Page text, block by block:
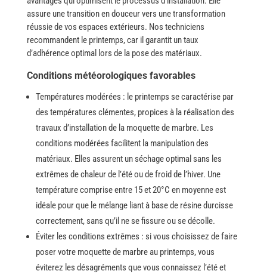
assure une transition en douceur vers une transformation
réussie de vos espaces extérieurs. Nos techniciens
recommandent le printemps, car il garantit un taux
d’adhérence optimal lors de la pose des matériaux.
Conditions météorologiques favorables
Températures modérées : le printemps se caractérise par
des températures clémentes, propices à la réalisation des
travaux d’installation de la moquette de marbre. Les
conditions modérées facilitent la manipulation des
matériaux. Elles assurent un séchage optimal sans les
extrêmes de chaleur de l’été ou de froid de l’hiver. Une​‍​‌‍​‍‌
température comprise entre 15 et 20°C en moyenne est
idéale pour que le mélange liant à base de résine durcisse
correctement, sans qu’il ne se fissure ou se ​‍​‌‍​‍‌décolle.
Éviter les conditions extrêmes : si​‍​‌‍​‍‌ vous choisissez de faire
poser votre moquette de marbre au printemps, vous
éviterez les désagréments que vous connaissez l’été et